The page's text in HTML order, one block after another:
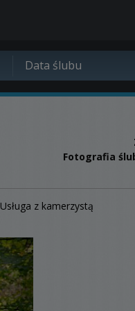
Fotografia
Usługa z kamerzystą